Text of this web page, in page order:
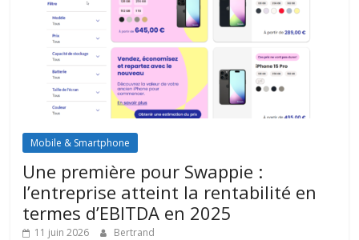
Mobile & Smartphone
Une première pour Swappie :
l’entreprise atteint la rentabilité en
termes d’EBITDA en 2025
11 juin 2026 Bertrand